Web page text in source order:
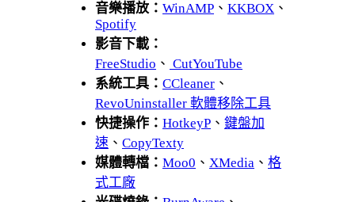
音樂播放： WinAMP 、 KKBOX 、
Spotify
影音下載：
FreeStudio 、 CutYouTube
系統工具： CCleaner 、
RevoUninstaller 軟體移除工具
快捷操作： HotkeyP 、 鍵盤加
速 、 CopyTexty
媒體轉檔： Moo0 、 XMedia 、 格
式工廠